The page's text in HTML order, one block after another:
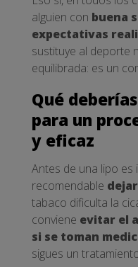
alguien con buena
expectativas
sustituye al deporte
equilibrada: es un
Qué
para un
y eficaz
Antes de una lipo es
recomendable
tabaco dificulta la
conviene evitar el
si se toman
sigues un